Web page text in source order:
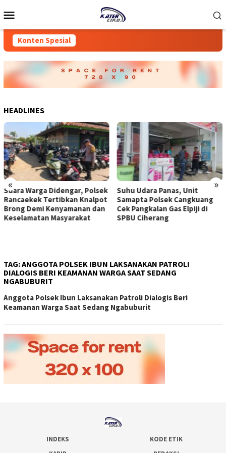
ke
Mobile
Konten Spesial
HEADLINES
« »
dan
Suhu Udara Panas, Unit
Samapta Polsek Cangkuang
Cek Pangkalan Gas Elpiji di
SPBU Ciherang
Antisipasi Kebakaran
Baleendah,
Polsek Baleendah
Spanduk Imbauan
TAG:ANGGOTA POLSEK IBUN LAKSANAKAN PATROLI
DIALOGIS BERI KEAMANAN WARGA SAAT SEDANG
NGABUBURIT
Anggota Polsek Ibun Laksanakan Patroli Dialogis Beri
Keamanan Warga Saat Sedang Ngabuburit
INDEKS
KODE ETIK